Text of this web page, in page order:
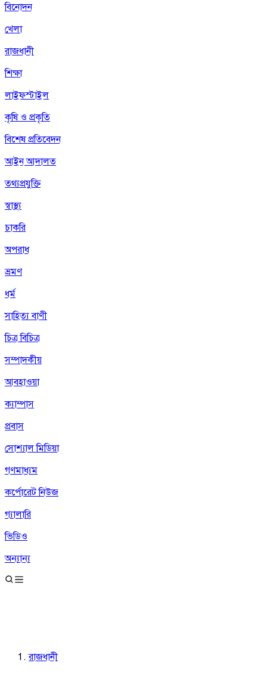
বিনোদন
খেলা
রাজধানী
শিক্ষা
লাইফস্টাইল
কৃষি ও প্রকৃতি
বিশেষ প্রতিবেদন
আইন আদালত
তথ্যপ্রযুক্তি
স্বাস্থ্য
চাকরি
অপরাধ
ভ্রমণ
ধর্ম
সাহিত্য বাণী
চিত্র বিচিত্র
সম্পাদকীয়
আবহাওয়া
ক্যাম্পাস
প্রবাস
সোশ্যাল মিডিয়া
গণমাধ্যম
কর্পোরেট নিউজ
গ্যালারি
ভিডিও
অন্যান্য
রাজধানী